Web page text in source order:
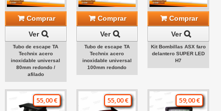
Comprar
Ver
Tubo de escape TA
Technix acero
inoxidable universal
80mm redondo /
afilado
Comprar
Ver
Tubo de escape TA
Technix acero
inoxidable universal
100mm redondo
Comprar
Ver
Kit Bombillas ASX faro
delantero SUPER LED
H7
55,00 € 55,00 € 59,00 €